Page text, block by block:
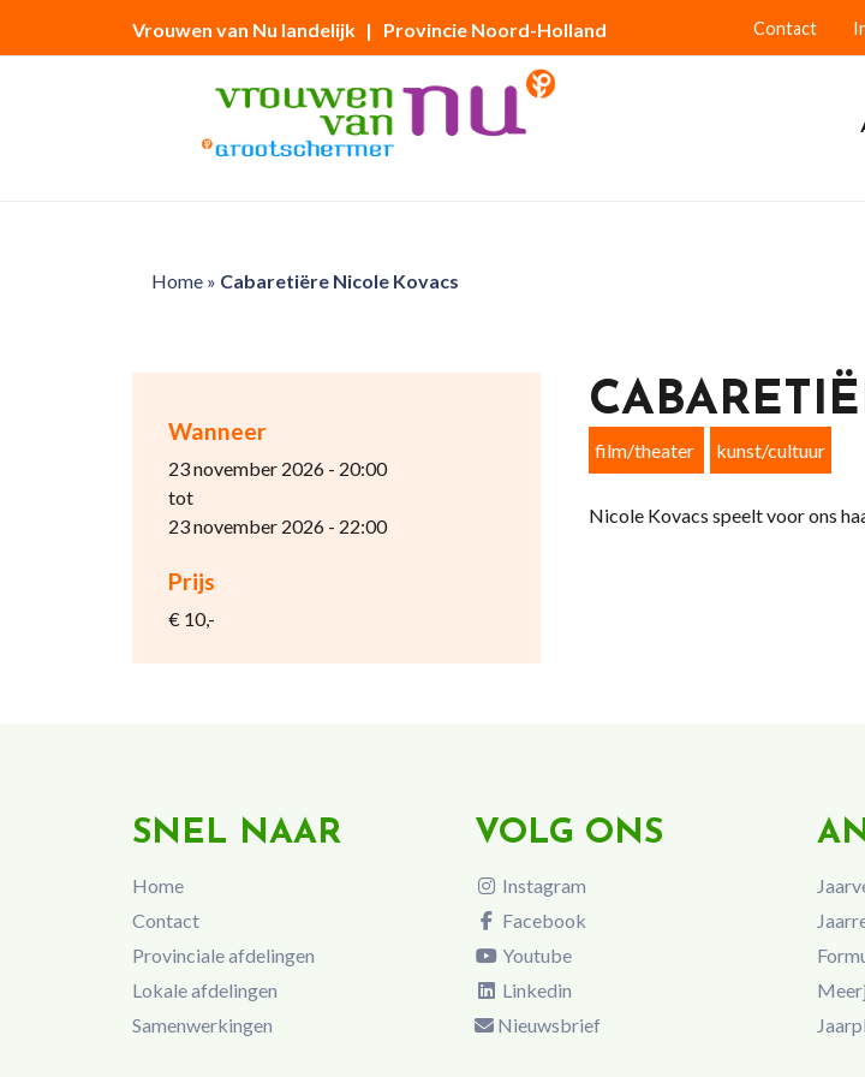
Vrouwen van Nu landelijk | Provincie Noord-Holland Contact
Home» Cabaretiëre Nicole Kovacs
Wanneer
23 november 2026 - 20:00
tot
23 november 2026 - 22:00
Prijs
€ 10,-
film/theater kunst/cultuur
Nicole Kovacs speelt voor ons
SNEL NAAR
Home
Contact
Provinciale afdelingen
Lokale afdelingen
Samenwerkingen
VOLG ONS
Instagram
Facebook
Youtube
Linkedin
Nieuwsbrief